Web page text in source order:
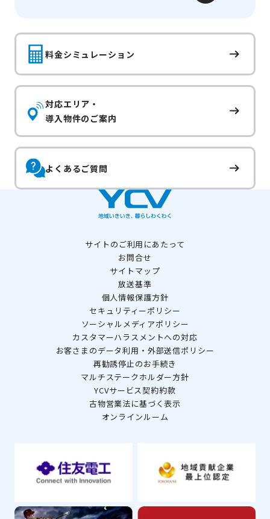
料金シミュレーション
対応エリア・
導入物件のご案内
よくあるご質問
サイトのご利用にあたって
お問合せ
サイトマップ
放送基準
個人情報保護方針
セキュリティーポリシー
ソーシャルメディアポリシー
カスタマーハラスメントへの対応
お客さまのデータ利用・外部送信ポリシー
再勧誘停止のお手続き
マルチステークホルダー方針
YCVサービス契約約款
古物営業法に基づく表示
オンラインルーム